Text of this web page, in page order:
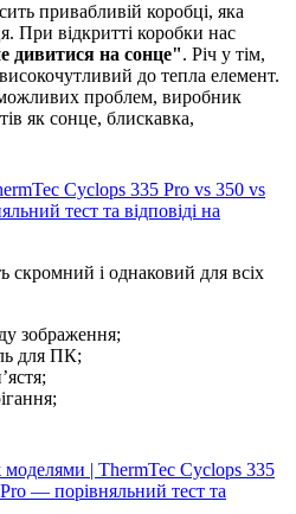
привабливій коробці, яка
При відкритті коробки нас
дивитися на сонце". Річ у тім,
до тепла елемент.
проблем, виробник
як сонце, блискавка,
скромний і однаковий для всіх
зображення;
для ПК;